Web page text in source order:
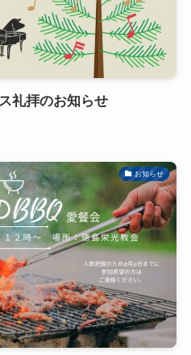
礼拝のお知らせ
お知らせ